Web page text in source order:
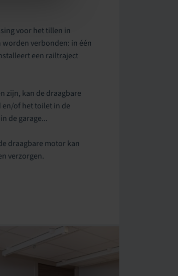
voor het tillen in
verbonden: in één
een railtraject
zijn, kan de draagbare
en/of het toilet in de
de garage...
draagbare motor kan
verzorgen.